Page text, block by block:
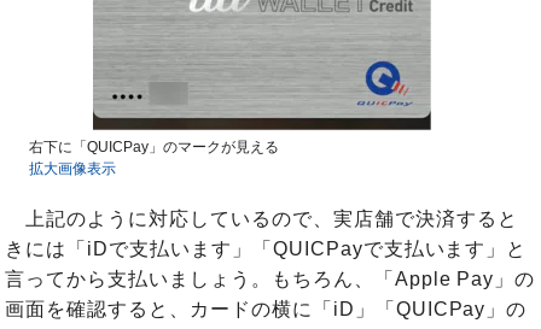
右下に「QUICPay」のマークが見える
拡大画像表示
上記のように対応しているので、実店舗で決済すると
きには「iDで支払います」「QUICPayで支払います」と
言ってから支払いましょう。もちろん、「Apple Pay」の
画面を確認すると、カードの横に「iD」「QUICPay」の